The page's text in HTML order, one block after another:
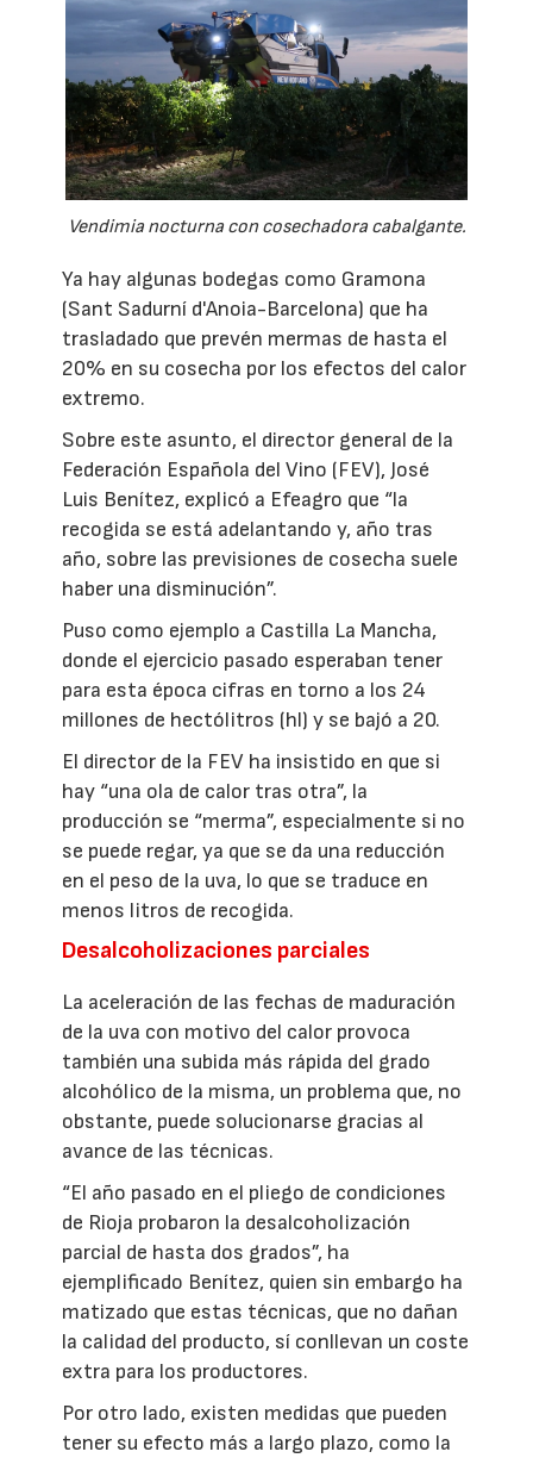
Vendimia nocturna con cosechadora cabalgante.
Ya hay algunas bodegas como Gramona
(Sant Sadurní d'Anoia-Barcelona) que ha
trasladado que prevén mermas de hasta el
20% en su cosecha por los efectos del calor
extremo.
Sobre este asunto, el director general de la
Federación Española del Vino (FEV), José
Luis Benítez, explicó a Efeagro que “la
recogida se está adelantando y, año tras
año, sobre las previsiones de cosecha suele
haber una disminución”.
Puso como ejemplo a Castilla La Mancha,
donde el ejercicio pasado esperaban tener
para esta época cifras en torno a los 24
millones de hectólitros (hl) y se bajó a 20.
El director de la FEV ha insistido en que si
hay “una ola de calor tras otra”, la
producción se “merma”, especialmente si no
se puede regar, ya que se da una reducción
en el peso de la uva, lo que se traduce en
menos litros de recogida.
Desalcoholizaciones parciales
La aceleración de las fechas de maduración
de la uva con motivo del calor provoca
también una subida más rápida del grado
alcohólico de la misma, un problema que, no
obstante, puede solucionarse gracias al
avance de las técnicas.
“El año pasado en el pliego de condiciones
de Rioja probaron la desalcoholización
parcial de hasta dos grados”, ha
ejemplificado Benítez, quien sin embargo ha
matizado que estas técnicas, que no dañan
la calidad del producto, sí conllevan un coste
extra para los productores.
Por otro lado, existen medidas que pueden
tener su efecto más a largo plazo, como la